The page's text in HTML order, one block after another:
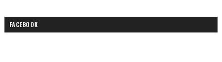
FACEBOOK